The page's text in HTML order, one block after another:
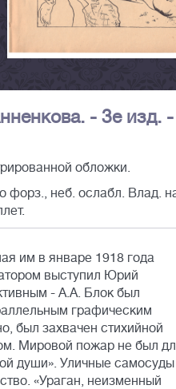
- 3е изд.
обложки.
форз., неб. ослабл. Влад.
им в январе 1918 года
выступил Юрий
- А.А. Блок был
графическим
был захвачен стихийной
Мировой пожар не был
души». Уличные самосуды
«Ураган, неизменный